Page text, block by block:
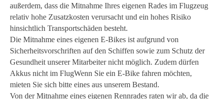
außerdem, dass die Mitnahme Ihres eigenen Rades im Flugzeug
relativ hohe Zusatzkosten verursacht und ein hohes Risiko
hinsichtlich Transportschäden besteht.
Die Mitnahme eines eigenen E-Bikes ist aufgrund von
Sicherheitsvorschriften auf den Schiffen sowie zum Schutz der
Gesundheit unserer Mitarbeiter nicht möglich. Zudem dürfen
Akkus nicht im FlugWenn Sie ein E-Bike fahren möchten,
mieten Sie sich bitte eines aus unserem Bestand.
Von der Mitnahme eines eigenen Rennrades raten wir ab, da die